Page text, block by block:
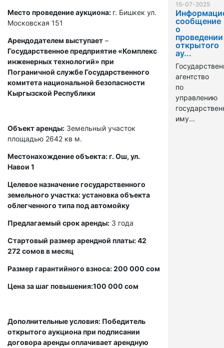
Место проведение аукциона: г. Бишкек ул.
Московская 151
Арендодателем выступает –
Государственное предприятие «Комплекс
инженерных технологий» при
Пограничной службе Государственного
комитета национальной безопасности
Кыргызской Республики
Объект аренды: Земельный участок
площадью 2642 кв м.
Местонахождение объекта: г. Ош, ул.
Навои 1
Целевое назначение государственного
земельного участка: установка объекта
облегченного типа под автомойку
Предлагаемый срок аренды: 3 года
Стартовый размер арендной платы: 42
272 сомов в месяц
Размер гарантийного взноса: 200 000 сом
Цена за шаг повышения:100 000 сом
Дополнительные условия: Победитель
открытого аукциона при подписании
договора аренды оплачивает арендную
15-07-2025
сообщение
о
проведении
открытого
ау...
агентство
по
управлению
иму...